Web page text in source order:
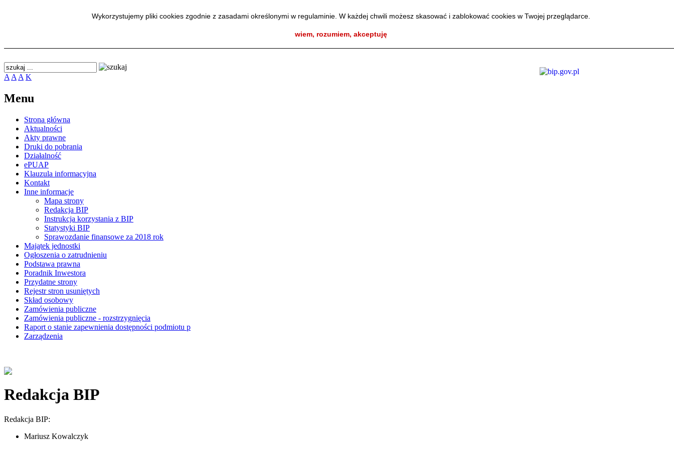
Wykorzystujemy pliki cookies zgodnie z zasadami określonymi w regulaminie. W każdej chwili możesz skasować i zablokować cookies w Twojej przeglądarce.
wiem, rozumiem, akceptuję
Wykorzystujemy pliki cookies zgodnie z zasadami określonymi w regulaminie. W każdej chwili możesz skasować i zablokować cookies w Twojej przeglądarce.
wiem, rozumiem, akceptuję
A A A K
Menu
Strona główna
Aktualności
Akty prawne
Druki do pobrania
Działalność
ePUAP
Klauzula informacyjna
Kontakt
Inne informacje
Mapa strony
Redakcja BIP
Instrukcja korzystania z BIP
Statystyki BIP
Sprawozdanie finansowe za 2018 rok
Majątek jednostki
Ogłoszenia o zatrudnieniu
Podstawa prawna
Poradnik Inwestora
Przydatne strony
Rejestr stron usuniętych
Skład osobowy
Zamówienia publiczne
Zamówienia publiczne - rozstrzygnięcia
Raport o stanie zapewnienia dostępności podmiotu p
Zarządzenia
Redakcja BIP
Redakcja BIP:
Mariusz Kowalczyk